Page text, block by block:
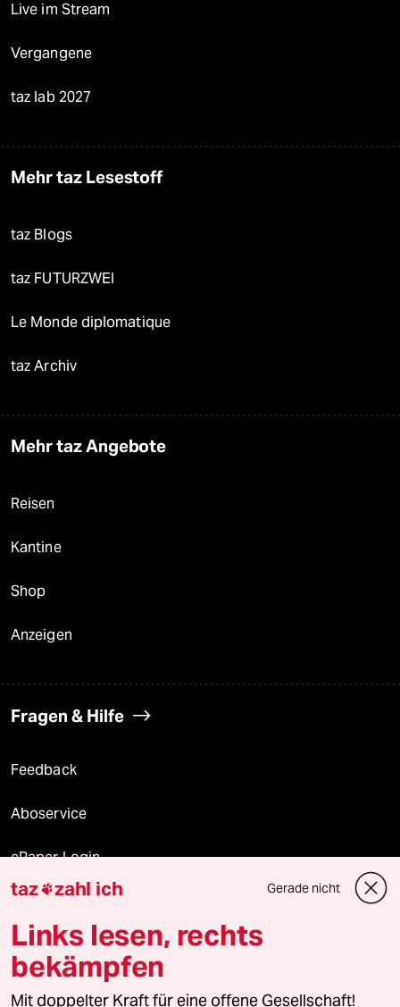
Live im Stream
Vergangene
taz lab 2027
Mehr taz Lesestoff
taz Blogs
taz FUTURZWEI
Le Monde diplomatique
taz Archiv
Mehr taz Angebote
Reisen
Kantine
Shop
Anzeigen
Fragen & Hilfe
Feedback
Aboservice
ePaper Login
Downloads für Abonnierende
© 2026 taz Verlags und Vertriebs GmbH
Alle Rechte vorbehalten. Bei rechtlichen Fragen oder für Genehmigungen
taz zahl ich Gerade nicht
Links lesen, rechts
bekämpfen
Mit doppelter Kraft für eine offene Gesellschaft!